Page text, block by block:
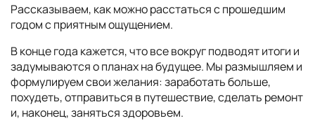
Рассказываем, как можно расстаться с прошедшим
годом с приятным ощущением.
В конце года кажется, что все вокруг подводят итоги и
задумываются о планах на будущее. Мы размышляем и
формулируем свои желания: заработать больше,
похудеть, отправиться в путешествие, сделать ремонт
и, наконец, заняться здоровьем.